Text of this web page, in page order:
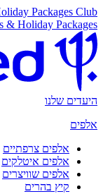
Packages Club
& Holiday Packages
היעדים שלנו
אלפים
אלפים צרפתיים
אלפים איטלקים
אלפים שוויצרים
קיץ בהרים